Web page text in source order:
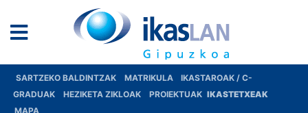
SARTZEKO BALDINTZAK MATRIKULA
IKASTAROAK / C-
GRADUAK
HEZIKETA ZIKLOAK PROIEKTUAK IKASTETXEAK
MAPA